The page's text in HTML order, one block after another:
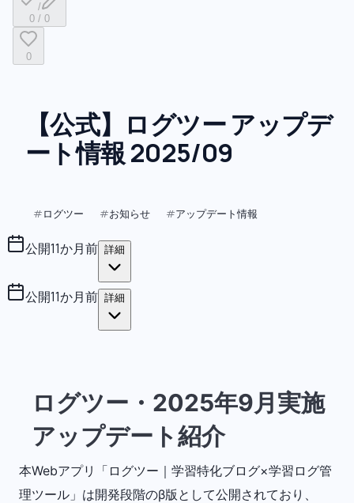
/
0 / 0
0
【公式】ログツー アップデ
ート情報 2025/09
#ログツー #お知らせ #アップデート情報
公開11か月前 詳細
公開11か月前 詳細
ログツー・2025年9月実施
アップデート紹介
本Webアプリ「ログツー｜学習特化ブログ×学習ログ管
理ツール」は開発段階のβ版として公開されており、